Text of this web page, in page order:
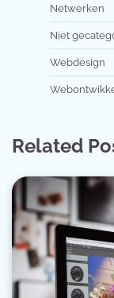
Netwerken
Niet
Webdesign
Related